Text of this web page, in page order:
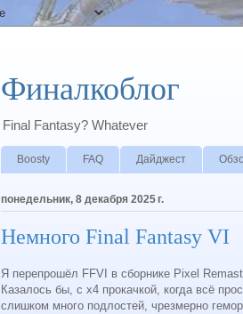
Финалкоблог
Final Fantasy? Whatever
Boosty FAQ Дайджест
понедельник, 8 декабря 2025 г.
Немного Final Fantasy VI
Я перепрошёл FFVI в сборнике Pixel
Казалось бы, с х4 прокачкой, когда всё
слишком много подлостей, чрезмерно